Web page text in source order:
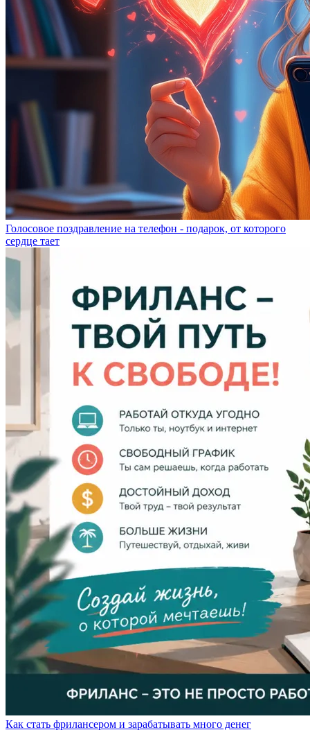
Голосовое поздравление на телефон - подарок, от которого
сердце тает
Как стать фрилансером и зарабатывать много денег